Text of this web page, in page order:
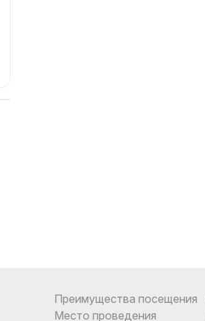
Преимущества посещения
Место проведения